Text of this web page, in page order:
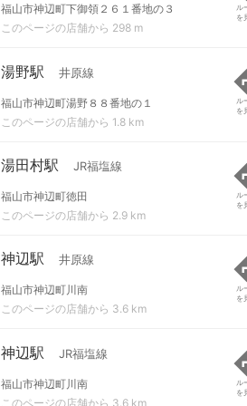
福山市神辺町下御領２６１番地の３
このページの店舗から 298 m
ル
を
湯野駅 井原線
福山市神辺町湯野８８番地の１
このページの店舗から 1.8 km
ル
を
湯田村駅 JR福塩線
福山市神辺町徳田
このページの店舗から 2.9 km
ル
を
神辺駅 井原線
福山市神辺町川南
このページの店舗から 3.6 km
ル
を
神辺駅 JR福塩線
福山市神辺町川南
このページの店舗から 3.6 km
ル
を